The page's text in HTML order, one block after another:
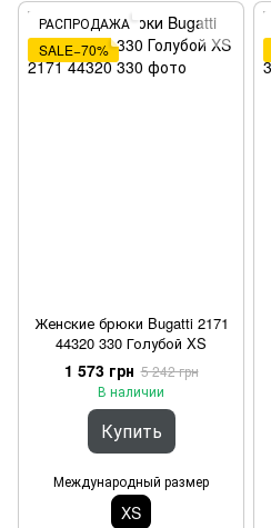
РАСПРОДАЖА
SALE−70%
Женские брюки Bugatti 2171
44320 330 Голубой XS
1 573 грн 5 242 грн
В наличии
Купить
Международный размер
XS